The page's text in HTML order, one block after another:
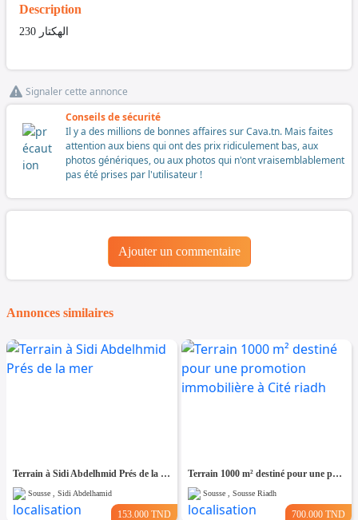
Description
الهكتار 230
Signaler cette annonce
Conseils de sécurité
Il y a des millions de bonnes affaires sur Cava.tn. Mais faites
attention aux biens qui ont des prix ridiculement bas, aux
photos génériques, ou aux photos qui n'ont vraisemblablement
pas été prises par l'utilisateur !
Ajouter un commentaire
Annonces similaires
Terrain à Sidi Abdelhmid Prés de la mer
Sousse , Sidi Abdelhamid
153.000 TND
Terrain 1000 m² destiné pour une promotion immobilière à Cité riadh
Sousse , Sousse Riadh
700.000 TND